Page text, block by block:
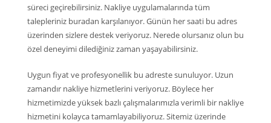
süreci geçirebilirsiniz. Nakliye uygulamalarında tüm
talepleriniz buradan karşılanıyor. Günün her saati bu adres
üzerinden sizlere destek veriyoruz. Nerede olursanız olun bu
özel deneyimi dilediğiniz zaman yaşayabilirsiniz.
Uygun fiyat ve profesyonellik bu adreste sunuluyor. Uzun
zamandır nakliye hizmetlerini veriyoruz. Böylece her
hizmetimizde yüksek bazlı çalışmalarımızla verimli bir nakliye
hizmetini kolayca tamamlayabiliyoruz. Sitemiz üzerinde